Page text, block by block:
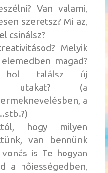
Van valami,
szeretsz? Mi az,
csinálsz?
Melyik
magad?
hol találsz új
utakat? (a
a
hogy milyen
van bennünk
is Te hogyan
a nőiességedben,